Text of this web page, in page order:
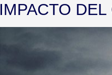
IMPACTO